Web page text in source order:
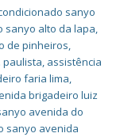
sanyo
sanyo alto da lapa,
de pinheiros,
paulista, assistência
faria lima,
brigadeiro luiz
avenida do
sanyo avenida